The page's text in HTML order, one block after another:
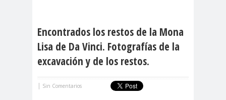
Encontrados los restos de la Mona
Lisa de Da Vinci. Fotografías de la
excavación y de los restos.
| Sin Comentarios